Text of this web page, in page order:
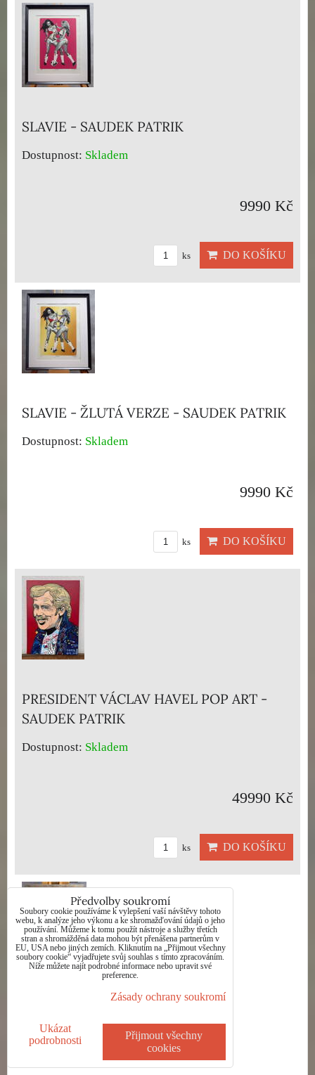
SLAVIE - SAUDEK PATRIK
Dostupnost: Skladem
9990 Kč
ks DO KOŠÍKU
SLAVIE - ŽLUTÁ VERZE - SAUDEK PATRIK
Dostupnost: Skladem
9990 Kč
ks DO KOŠÍKU
PRESIDENT VÁCLAV HAVEL POP ART -
SAUDEK PATRIK
Dostupnost: Skladem
49990 Kč
ks DO KOŠÍKU
MERCEDES - SAUDEK PATRIK
Dostupnost: Skladem
Předvolby soukromí
Soubory cookie používáme k vylepšení vaší návštěvy tohoto
webu, k analýze jeho výkonu a ke shromažďování údajů o jeho
používání. Můžeme k tomu použít nástroje a služby třetích
stran a shromážděná data mohou být přenášena partnerům v
EU, USA nebo jiných zemích. Kliknutím na „Přijmout všechny
soubory cookie“ vyjadřujete svůj souhlas s tímto zpracováním.
Níže můžete najít podrobné informace nebo upravit své
preference.
Zásady ochrany soukromí
Ukázat
podrobnosti
Přijmout všechny
cookies